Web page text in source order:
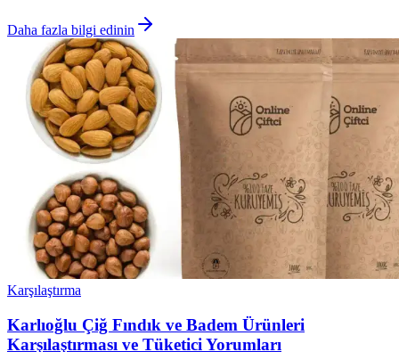
Daha fazla bilgi edinin
Karşılaştırma
Karlıoğlu Çiğ Fındık ve Badem Ürünleri
Karşılaştırması ve Tüketici Yorumları